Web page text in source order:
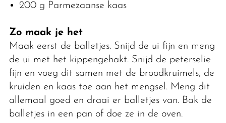
200 g Parmezaanse kaas
Zo maak je het
Maak eerst de balletjes. Snijd de ui fijn en meng
de ui met het kippengehakt. Snijd de peterselie
fijn en voeg dit samen met de broodkruimels, de
kruiden en kaas toe aan het mengsel. Meng dit
allemaal goed en draai er balletjes van. Bak de
balletjes in een pan of doe ze in de oven.